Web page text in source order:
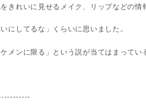
きれいに見せるメイク、リップなどの情
にしてるな」くらいに思いました。
ンに限る」という説が当てはまってい